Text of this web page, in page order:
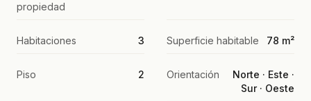
propiedad
Habitaciones 3 Superficie habitable 78 m²
Piso 2 Orientación
Norte · Este ·
Sur · Oeste